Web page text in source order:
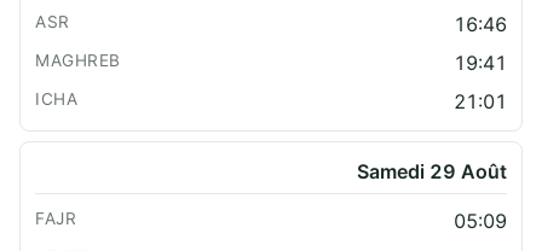
16:46
19:41
21:01
Samedi 29 Août
05:09